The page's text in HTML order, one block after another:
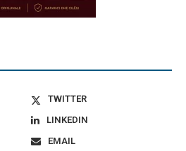
TWITTER
LINKEDIN
EMAIL